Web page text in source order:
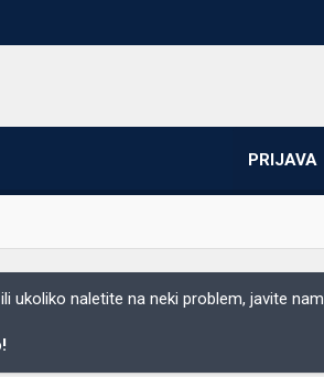
PRIJAVA
ukoliko naletite na neki problem, javite nam